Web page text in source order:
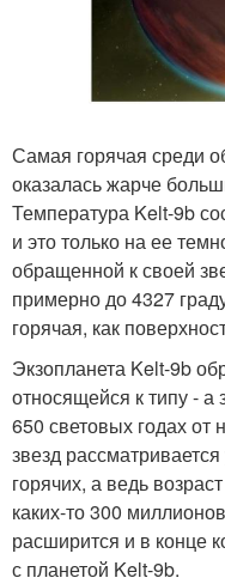
Самая горячая среди
оказалась жарче
Температура Kelt-9b
и это только на ее
обращенной к своей
примерно до 4327
горячая, как
Экзопланета Kelt-9b
относящейся к типу -
650 световых годах от
звезд
горячих, а ведь
каких-то 300
расширится и в конце
с планетой Kelt-9b.